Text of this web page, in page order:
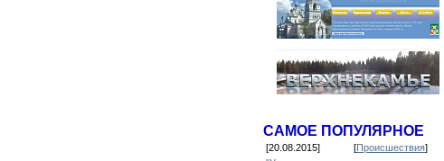
САМОЕ ПОПУЛЯРНОЕ
[20.08.2015] [Происшествия]